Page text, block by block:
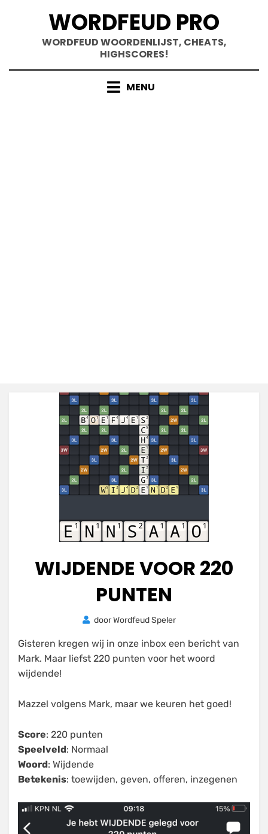
WORDFEUD PRO
WORDFEUD WOORDENLIJST, CHEATS,
HIGHSCORES!
MENU
WIJDENDE VOOR 220
PUNTEN
doorWordfeud Speler
Gisteren kregen wij in onze inbox een bericht van
Mark. Maar liefst 220 punten voor het woord
wijdende!
Mazzel volgens Mark, maar we keuren het goed!
Score: 220 punten
Speelveld: Normaal
Woord: Wijdende
Betekenis: toewijden, geven, offeren, inzegenen